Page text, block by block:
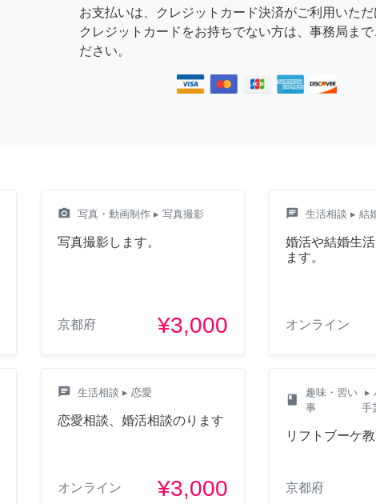
お支払いは、クレジットカード決済がご利用いただ
クレジットカードをお持ちでない方は、事務局まで
ださい。
camera_alt 写真・動画制作 ▸ 写真撮影
写真撮影します。
京都府 ¥3,000
chat 生活相談 ▸ 結
婚活や結婚生
ます。
オンライン
chat 生活相談 ▸ 恋愛
恋愛相談、婚活相談のります
オンライン ¥3,000
class
趣味・習い
事
▸
手
リフトブーケ
京都府